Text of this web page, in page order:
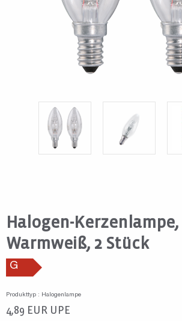
Halogen-Kerzenlampe,
Warmweiß, 2 Stück
G
Produkttyp : Halogenlampe
4,89 EUR UPE